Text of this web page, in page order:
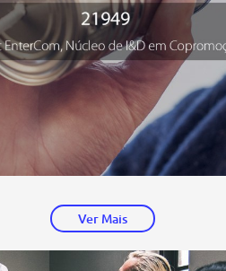
Ver Mais